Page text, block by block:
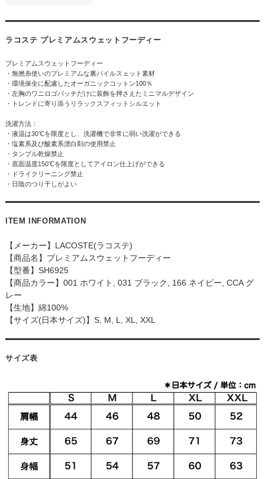
ラコステ プレミアムスウェットフーディー
プレミアムスウェットフーディー
・無撚糸使いのプレミアムな裏パイルスェット素材
・環境保全に配慮したオーガニックコットン100％
・左胸のワニロゴパッチだけに装飾を押さえたミニマルデザイン
・トレンドに寄り添うリラックスフィットシルエット
洗濯方法：
・液温は30℃を限度とし、洗濯機で非常に弱い洗濯ができる
・塩素系及び酸素系漂白剤の使用禁止
・タンブル乾燥禁止
・底面温度150℃を限度としてアイロン仕上げができる
・ドライクリーニング禁止
・日陰のつり干しがよい
ITEM INFORMATION
【メーカー】LACOSTE(ラコステ)
【商品名】プレミアムスウェットフーディー
【型番】SH6925
【商品カラー】001 ホワイト, 031 ブラック, 166 ネイビー, CCA グ
レー
【生地】綿100%
【サイズ(日本サイズ)】S, M, L, XL, XXL
サイズ表